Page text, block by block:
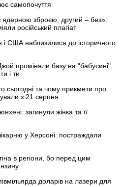
самопочуття
зброєю, другий – без»:
російський плагіат
і США наблизилися до історичного
проміняли базу на "бабусині"
і ти
сьогодні та чому прикмети про
з 21 серпня
загинули жінка та її
у Херсоні: постраждали
в регіони, бо перед цим
доларів на лазери для